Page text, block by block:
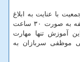
با عنایت به ابلاغ
هفته گذشته سرلشکر باقری، سربازان وظیفه به صورت ۳۰ ساعت
آموزش تنها مهارت
۵ مهارت عمومی موظفی سربازان به